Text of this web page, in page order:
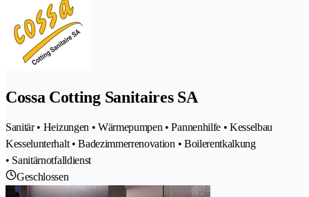
Cossa Cotting Sanitaires SA
Sanitär • Heizungen • Wärmepumpen • Pannenhilfe • Kesselbau
Kesselunterhalt • Badezimmerrenovation • Boilerentkalkung
• Sanitärnotfalldienst
Geschlossen